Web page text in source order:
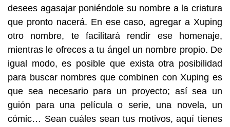
desees agasajar poniéndole su nombre a la criatura
que pronto nacerá. En ese caso, agregar a Xuping
otro nombre, te facilitará rendir ese homenaje,
mientras le ofreces a tu ángel un nombre propio. De
igual modo, es posible que exista otra posibilidad
para buscar nombres que combinen con Xuping es
que sea necesario para un proyecto; así sea un
guión para una película o serie, una novela, un
cómic… Sean cuáles sean tus motivos, aquí tienes